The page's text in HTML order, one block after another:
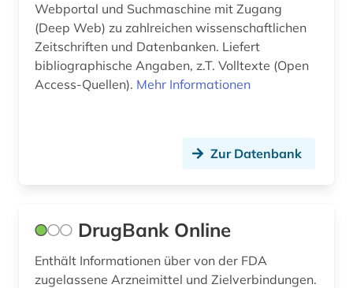
spanisch (1)
spektroskopie (1)
sportwissenschaft (1)
stoffdatenbank (1)
stoffliste (1)
Webportal und Suchmaschine mit Zugang
(Deep Web) zu zahlreichen wissenschaftlichen
Zeitschriften und Datenbanken. Liefert
bibliographische Angaben, z.T. Volltexte (Open
Access-Quellen). Mehr Informationen
Zur Datenbank
DrugBank Online
Enthält Informationen über von der FDA
zugelassene Arzneimittel und Zielverbindungen.